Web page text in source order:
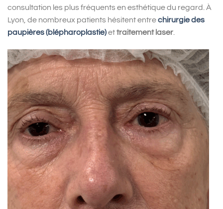
consultation les plus fréquents en esthétique du regard. À
Lyon, de nombreux patients hésitent entrechirurgie des
paupières (blépharoplastie)ettraitement laser